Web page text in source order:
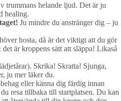
trummans helande ljud. Det är ju
healing.
Ju mindre du anstränger dig – ju
hosta, då är det viktigt att du gör
är kroppens sätt att släppa! Likaså
Skrika! Skratta! Sjunga,
ju mer läker du.
eller känna dig färdig innan
resa tillbaka till startplatsen. Du kan